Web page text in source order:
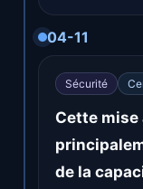
04-11
Sécurité
Cette mise
de la